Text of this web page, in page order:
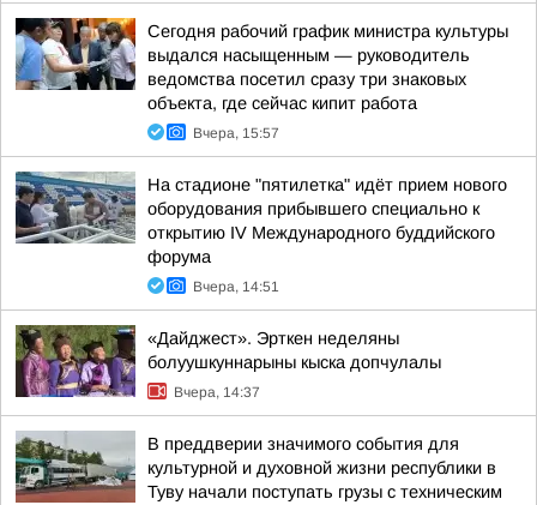
Сегодня рабочий график министра культуры
выдался насыщенным — руководитель
ведомства посетил сразу три знаковых
объекта, где сейчас кипит работа
Вчера, 15:57
На стадионе "пятилетка" идёт прием нового
оборудования прибывшего специально к
открытию IV Международного буддийского
форума
Вчера, 14:51
«Дайджест». Эрткен неделяны
болуушкуннарыны кыска допчулалы
Вчера, 14:37
В преддверии значимого события для
культурной и духовной жизни республики в
Туву начали поступать грузы с техническим